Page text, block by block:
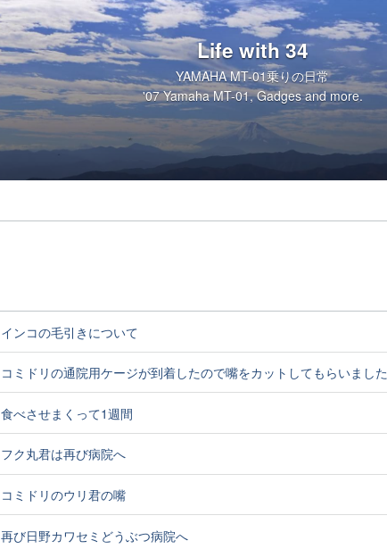
Life with 34
YAMAHA MT-01乗りの日常
'07 Yamaha MT-01, Gadges and more.
インコの毛引きについて
コミドリの通院用ケージが到着したので嘴をカットしてもらいました
食べさせまくって1週間
フク丸君は再び病院へ
コミドリのウリ君の嘴
再び日野カワセミどうぶつ病院へ